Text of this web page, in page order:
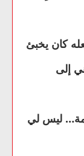
كان يخبئ
إلى
ليس لي